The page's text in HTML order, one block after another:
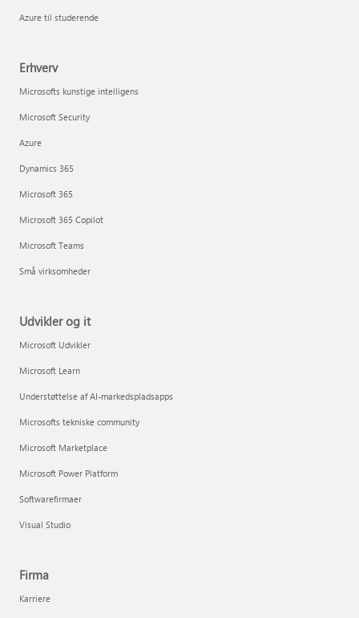
Azure til studerende
Erhverv
Microsofts kunstige intelligens
Microsoft Security
Azure
Dynamics 365
Microsoft 365
Microsoft 365 Copilot
Microsoft Teams
Små virksomheder
Udvikler og it
Microsoft Udvikler
Microsoft Learn
Understøttelse af AI-markedspladsapps
Microsofts tekniske community
Microsoft Marketplace
Microsoft Power Platform
Softwarefirmaer
Visual Studio
Firma
Karriere